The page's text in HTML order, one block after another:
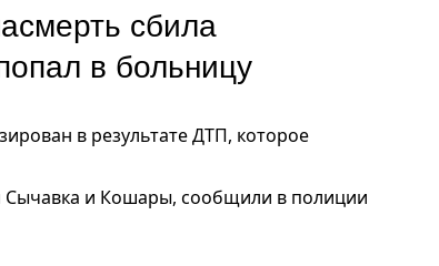
сбила
в больницу
в результате ДТП, которое
и Кошары, сообщили в полиции